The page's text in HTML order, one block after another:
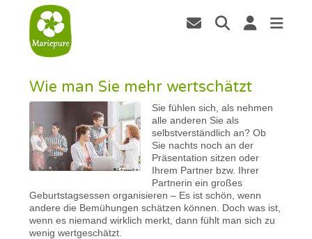
Wie man Sie mehr wertschätzt
Sie fühlen sich, als nehmen
alle anderen Sie als
selbstverständlich an? Ob
Sie nachts noch an der
Präsentation sitzen oder
Ihrem Partner bzw. Ihrer
Partnerin ein großes
Geburtstagsessen organisieren – Es ist schön, wenn
andere die Bemühungen schätzen können. Doch was ist,
wenn es niemand wirklich merkt, dann fühlt man sich zu
wenig wertgeschätzt.